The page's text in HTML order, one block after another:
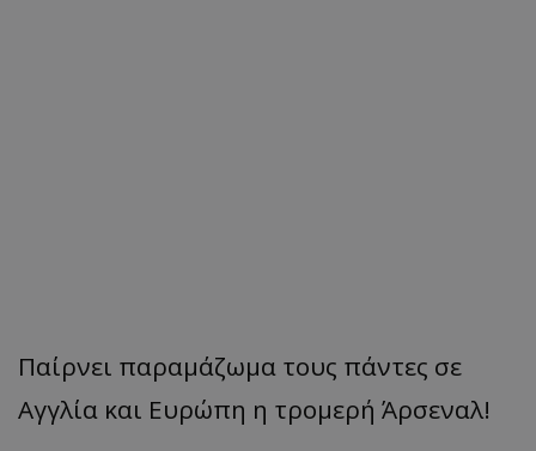
Παίρνει παραμάζωμα τους πάντες σε
Αγγλία και Ευρώπη η τρομερή Άρσεναλ!